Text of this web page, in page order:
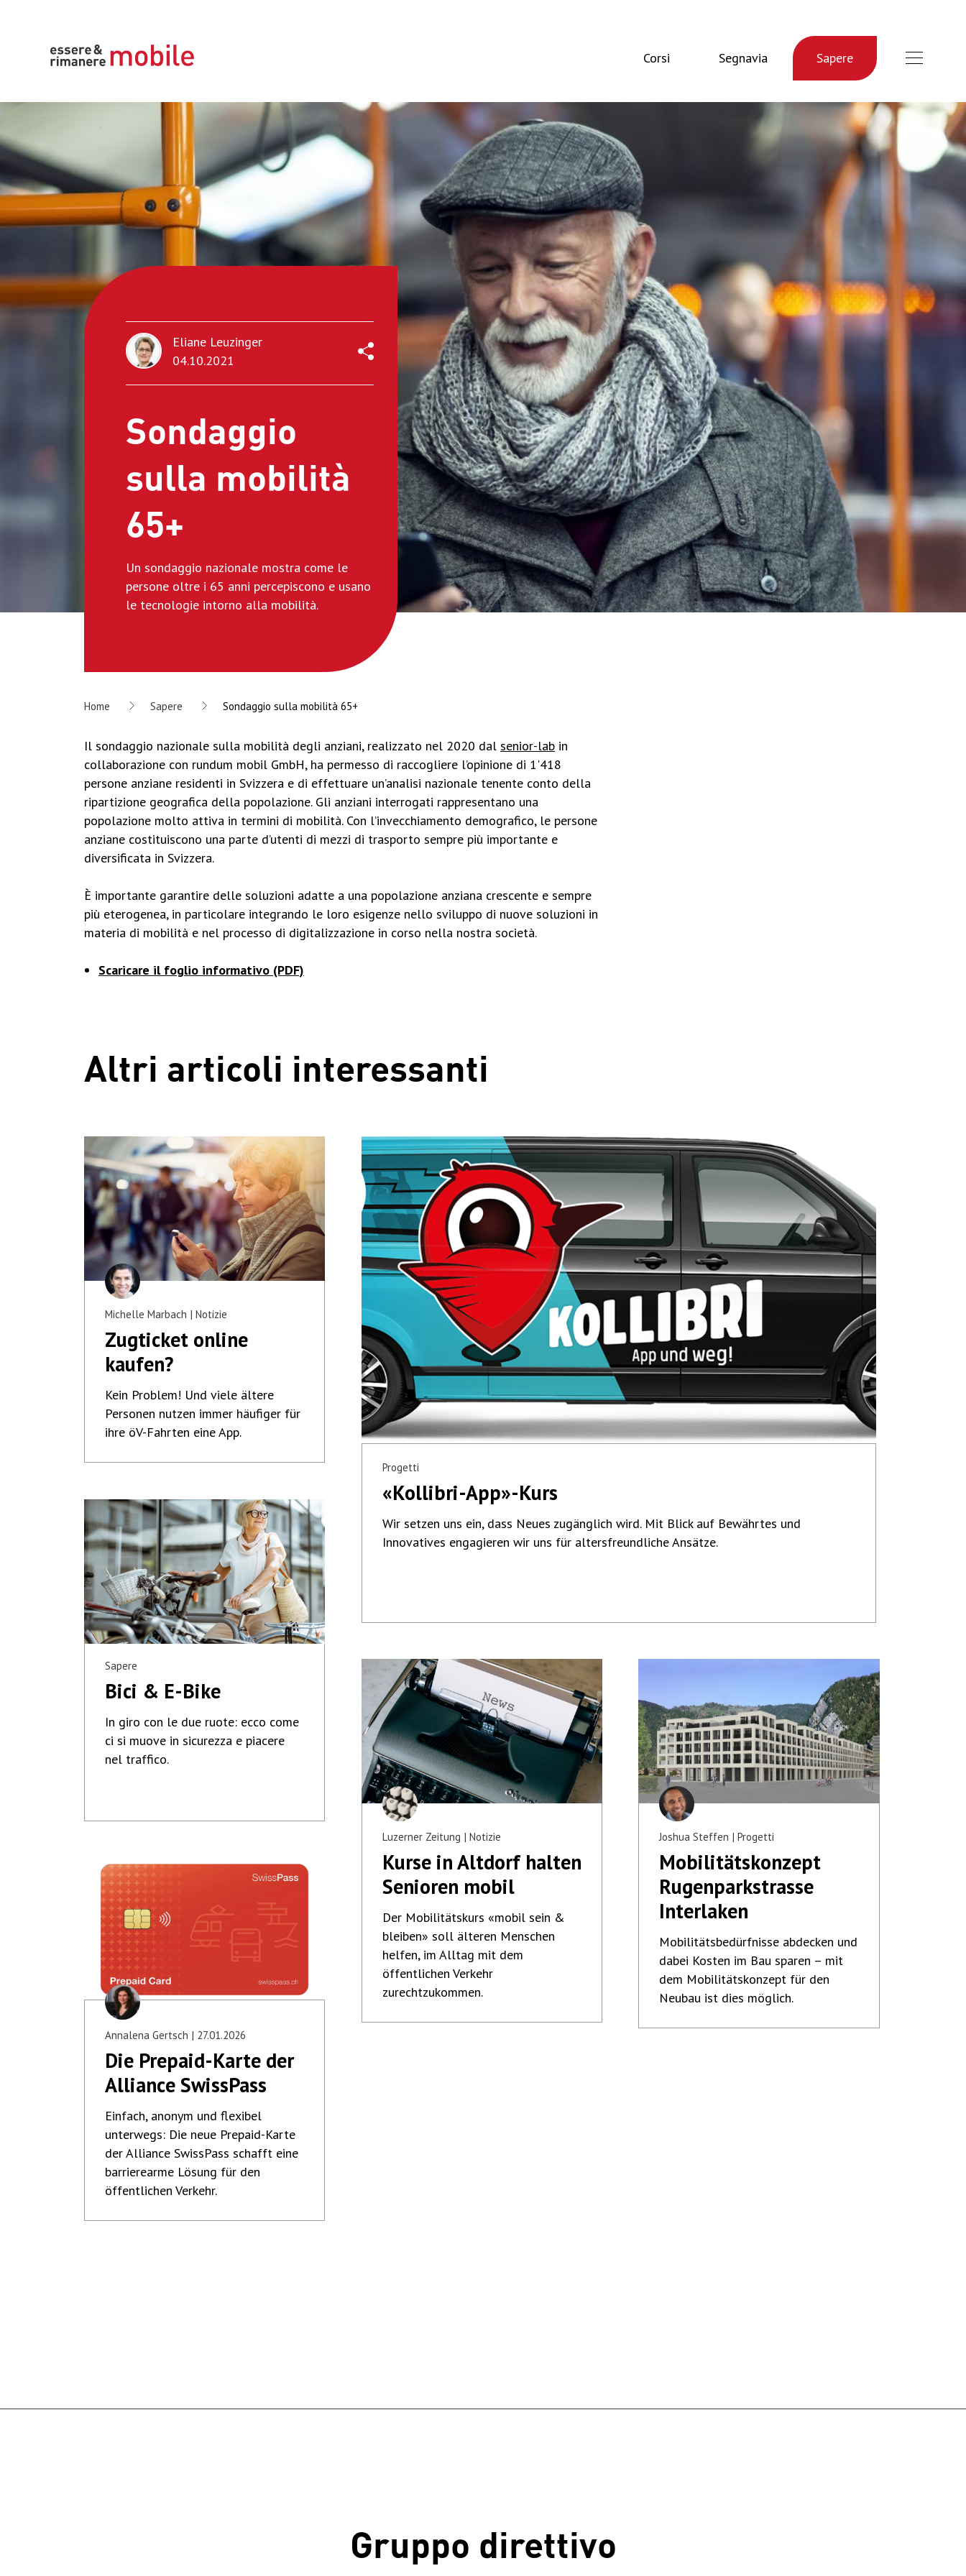
Corsi Segnavia Sapere
Eliane Leuzinger
04.10.2021
Sondaggio
sulla mobilità
65+
Un sondaggio nazionale mostra come le
persone oltre i 65 anni percepiscono e usano
le tecnologie intorno alla mobilità.
Home Sapere Sondaggio sulla mobilità 65+
Il sondaggio nazionale sulla mobilità degli anziani, realizzato nel 2020 dal senior-lab in
collaborazione con rundum mobil GmbH, ha permesso di raccogliere l’opinione di 1'418
persone anziane residenti in Svizzera e di effettuare un’analisi nazionale tenente conto della
ripartizione geografica della popolazione. Gli anziani interrogati rappresentano una
popolazione molto attiva in termini di mobilità. Con l’invecchiamento demografico, le persone
anziane costituiscono una parte d’utenti di mezzi di trasporto sempre più importante e
diversificata in Svizzera.
È importante garantire delle soluzioni adatte a una popolazione anziana crescente e sempre
più eterogenea, in particolare integrando le loro esigenze nello sviluppo di nuove soluzioni in
materia di mobilità e nel processo di digitalizzazione in corso nella nostra società.
Scaricare il foglio informativo (PDF)
Altri articoli interessanti
Michelle Marbach Notizie
Zugticket online
kaufen?
Kein Problem! Und viele ältere
Personen nutzen immer häufiger für
ihre öV-Fahrten eine App.
Progetti
«Kollibri-App»-Kurs
Wir setzen uns ein, dass Neues zugänglich wird. Mit Blick auf Bewährtes und
Innovatives engagieren wir uns für altersfreundliche Ansätze.
Sapere
Bici & E-Bike
In giro con le due ruote: ecco come
ci si muove in sicurezza e piacere
nel traffico.
Luzerner Zeitung Notizie
Kurse in Altdorf halten
Senioren mobil
Der Mobilitätskurs «mobil sein &
bleiben» soll älteren Menschen
helfen, im Alltag mit dem
öffentlichen Verkehr
zurechtzukommen.
Joshua Steffen Progetti
Mobilitäts­konzept
Rugenpark­strasse
Interlaken
Mobilitätsbedürfnisse abdecken und
dabei Kosten im Bau sparen – mit
dem Mobilitätskonzept für den
Neubau ist dies möglich.
Annalena Gertsch 27.01.2026
Die Prepaid-Karte der
Alliance SwissPass
Einfach, anonym und flexibel
unterwegs: Die neue Prepaid-Karte
der Alliance SwissPass schafft eine
barrierearme Lösung für den
öffentlichen Verkehr.
Gruppo direttivo